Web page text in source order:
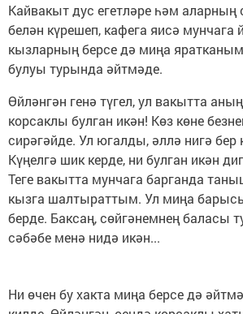
Кайвакыт дус егетләре һәм аларның
белән күрешеп, кафега яисә мунчага
кызларның берсе дә миңа
булуы турында әйтмәде.
Өйләнгән генә түгел, ул вакытта
корсаклы булган икән! Көз көне
сирәгәйде. Ул югалды, әллә нигә
Күңелгә шик керде, ни булган икән
Теге вакытта мунчага барганда
кызга шалтыраттым. Ул миңа
берде. Баксаң, сөйгәнемнең баласы
сәбәбе менә нидә икән...
Ни өчен бу хакта миңа берсе дә